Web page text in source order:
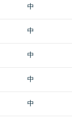
中
中
中
中
中